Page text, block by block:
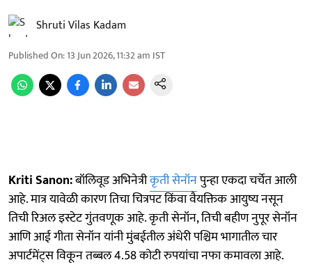
Shruti Vilas Kadam
Published On:13 Jun 2026, 11:32 am IST
Kriti Sanon:बॉलिवूड अभिनेत्रीकृती सेनॉनपुन्हा एकदा चर्चेत आली
आहे. मात्र यावेळी कारण तिचा चित्रपट किंवा वैयक्तिक आयुष्य नसून
तिची रिअल इस्टेट गुंतवणूक आहे. कृती सेनॉन, तिची बहीण नुपूर सेनॉन
आणि आई गीता सेनॉन यांनी मुंबईतील अंधेरी पश्चिम भागातील चार
अपार्टमेंट्स विकून तब्बल 4.58 कोटी रुपयांचा नफा कमावला आहे.